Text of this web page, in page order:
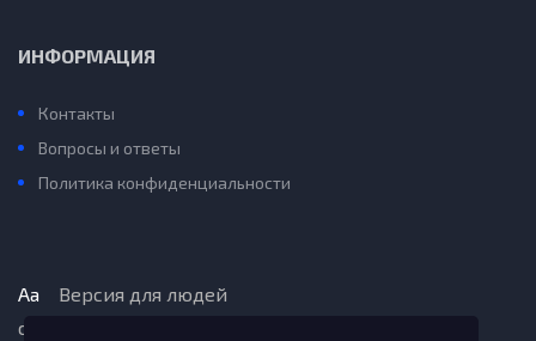
ИНФОРМАЦИЯ
Контакты
Вопросы и ответы
Политика конфиденциальности
Aa Версия для людей
с ограниченными